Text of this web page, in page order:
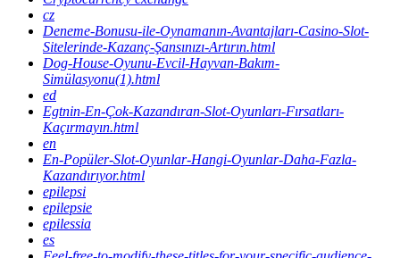
cz
Deneme-Bonusu-ile-Oynamanın-Avantajları-Casino-Slot-
Sitelerinde-Kazanç-Şansınızı-Artırın.html
Dog-House-Oyunu-Evcil-Hayvan-Bakım-
Simülasyonu(1).html
ed
Egtnin-En-Çok-Kazandıran-Slot-Oyunları-Fırsatları-
Kaçırmayın.html
en
En-Popüler-Slot-Oyunlar-Hangi-Oyunlar-Daha-Fazla-
Kazandırıyor.html
epilepsi
epilepsie
epilessia
es